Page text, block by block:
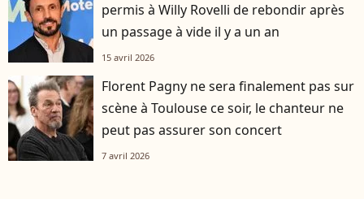
permis à Willy Rovelli de rebondir après
un passage à vide il y a un an
15 avril 2026
Florent Pagny ne sera finalement pas sur
scène à Toulouse ce soir, le chanteur ne
peut pas assurer son concert
7 avril 2026